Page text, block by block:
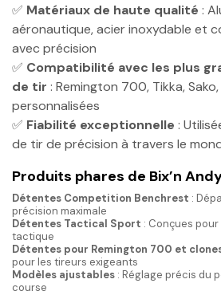
✅ Matériaux de haute qualité :
aéronautique, acier inoxydable et
avec précision
✅ Compatibilité avec les plus
de tir : Remington 700, Tikka,
personnalisées
✅ Fiabilité exceptionnelle :
de tir de précision à travers le
Produits phares de Bix’n
Détentes Competition Benchrest :
précision maximale
Détentes Tactical Sport : Conçues
tactique
Détentes pour Remington 700 et
pour les tireurs exigeants
Modèles ajustables : Réglage précis du
course